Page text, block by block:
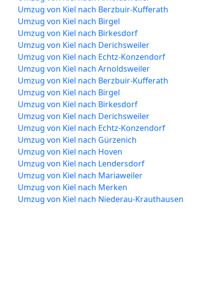
Umzug von Kiel nach Berzbuir-Kufferath
Umzug von Kiel nach Birgel
Umzug von Kiel nach Birkesdorf
Umzug von Kiel nach Derichsweiler
Umzug von Kiel nach Echtz-Konzendorf
Umzug von Kiel nach Arnoldsweiler
Umzug von Kiel nach Berzbuir-Kufferath
Umzug von Kiel nach Birgel
Umzug von Kiel nach Birkesdorf
Umzug von Kiel nach Derichsweiler
Umzug von Kiel nach Echtz-Konzendorf
Umzug von Kiel nach Gürzenich
Umzug von Kiel nach Hoven
Umzug von Kiel nach Lendersdorf
Umzug von Kiel nach Mariaweiler
Umzug von Kiel nach Merken
Umzug von Kiel nach Niederau-Krauthausen